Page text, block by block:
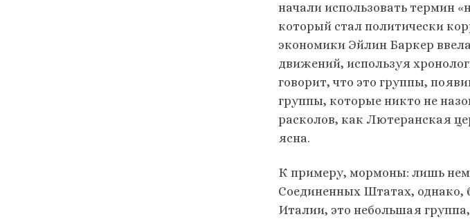
начали использовать термин
который стал политически
экономики Эйлин Баркер
движений, используя
говорит, что это группы,
группы, которые никто не
расколов, как Лютеранская
ясна.
К примеру, мормоны: лишь
Соединенных Штатах, однако,
Италии, это небольшая